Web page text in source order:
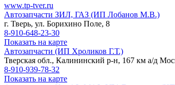
www.tp-tver.ru
Автозапчасти ЗИЛ, ГАЗ (ИП Лобанов М.В.)
г. Тверь, ул. Борихино Поле, 8
8-910-648-23-30
Показать на карте
Автозапчасти (ИП Хроликов Г.Т.)
Тверская обл., Калининский р-н, 167 км а/д
8-910-939-78-32
Показать на карте